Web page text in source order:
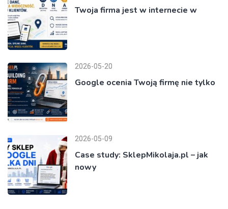
Twoja firma jest w internecie w
2026-05-20
Google ocenia Twoją firmę nie tylko
2026-05-09
Case study: SklepMikolaja.pl – jak
nowy